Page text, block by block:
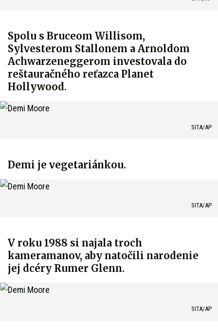
Spolu s Bruceom Willisom,
Sylvesterom Stallonem a Arnoldom
Achwarzeneggerom investovala do
reštauračného reťazca Planet
Hollywood.
SITA/AP
Demi je vegetariánkou.
SITA/AP
V roku 1988 si najala troch
kameramanov, aby natočili narodenie
jej dcéry Rumer Glenn.
SITA/AP